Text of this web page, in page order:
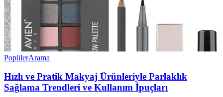
PopülerArama
Hızlı ve Pratik Makyaj Ürünleriyle Parlaklık
Sağlama Trendleri ve Kullanım İpuçları